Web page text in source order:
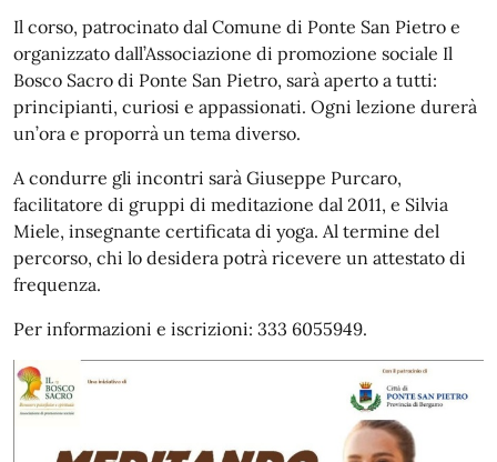
Il corso, patrocinato dal Comune di Ponte San Pietro e
organizzato dall’Associazione di promozione sociale Il
Bosco Sacro di Ponte San Pietro, sarà aperto a tutti:
principianti, curiosi e appassionati. Ogni lezione durerà
un’ora e proporrà un tema diverso.
A condurre gli incontri sarà Giuseppe Purcaro,
facilitatore di gruppi di meditazione dal 2011, e Silvia
Miele, insegnante certificata di yoga. Al termine del
percorso, chi lo desidera potrà ricevere un attestato di
frequenza.
Per informazioni e iscrizioni: 333 6055949.